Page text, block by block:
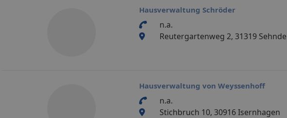
Hausverwaltung Schröder
n.a.
Reutergartenweg 2, 31319 Sehnde
Hausverwaltung von Weyssenhoff
n.a.
Stichbruch 10, 30916 Isernhagen